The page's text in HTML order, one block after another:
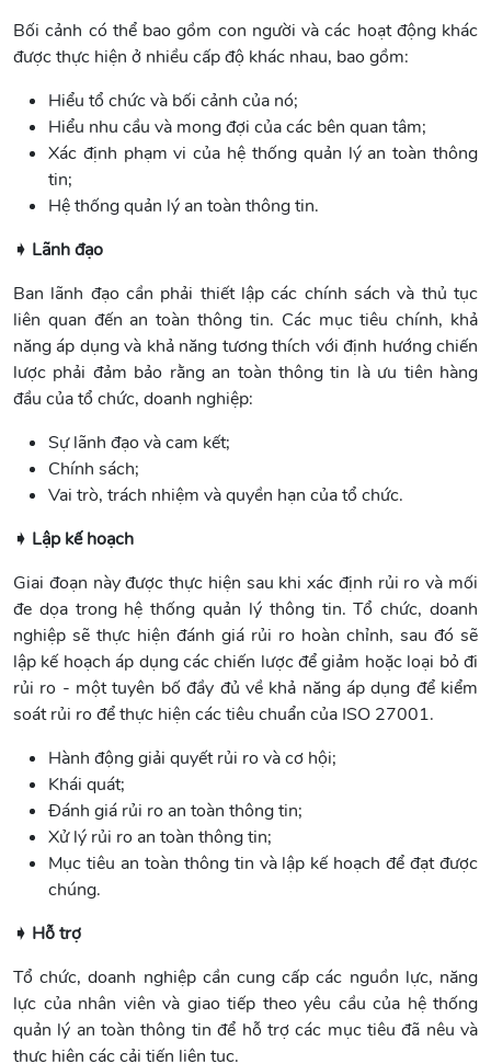
Bối cảnh có thể bao gồm con người và các hoạt động khác
được thực hiện ở nhiều cấp độ khác nhau, bao gồm:
Hiểu tổ chức và bối cảnh của nó;
Hiểu nhu cầu và mong đợi của các bên quan tâm;
Xác định phạm vi của hệ thống quản lý an toàn thông
tin;
Hệ thống quản lý an toàn thông tin.
➧ Lãnh đạo
Ban lãnh đạo cần phải thiết lập các chính sách và thủ tục
liên quan đến an toàn thông tin. Các mục tiêu chính, khả
năng áp dụng và khả năng tương thích với định hướng chiến
lược phải đảm bảo rằng an toàn thông tin là ưu tiên hàng
đầu của tổ chức, doanh nghiệp:
Sự lãnh đạo và cam kết;
Chính sách;
Vai trò, trách nhiệm và quyền hạn của tổ chức.
➧ Lập kế hoạch
Giai đoạn này được thực hiện sau khi xác định rủi ro và mối
đe dọa trong hệ thống quản lý thông tin. Tổ chức, doanh
nghiệp sẽ thực hiện đánh giá rủi ro hoàn chỉnh, sau đó sẽ
lập kế hoạch áp dụng các chiến lược để giảm hoặc loại bỏ đi
rủi ro - một tuyên bố đầy đủ về khả năng áp dụng để kiểm
soát rủi ro để thực hiện các tiêu chuẩn của ISO 27001.
Hành động giải quyết rủi ro và cơ hội;
Khái quát;
Đánh giá rủi ro an toàn thông tin;
Xử lý rủi ro an toàn thông tin;
Mục tiêu an toàn thông tin và lập kế hoạch để đạt được
chúng.
➧ Hỗ trợ
Tổ chức, doanh nghiệp cần cung cấp các nguồn lực, năng
lực của nhân viên và giao tiếp theo yêu cầu của hệ thống
quản lý an toàn thông tin để hỗ trợ các mục tiêu đã nêu và
thực hiện các cải tiến liên tục.